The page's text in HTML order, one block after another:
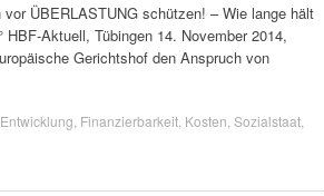
ÜBERLASTUNG schützen! – Wie lange hält
Aktuell, Tübingen 14. November 2014,
Gerichtshof den Anspruch von
Entwicklung Finanzierbarkeit Kosten Sozialstaat